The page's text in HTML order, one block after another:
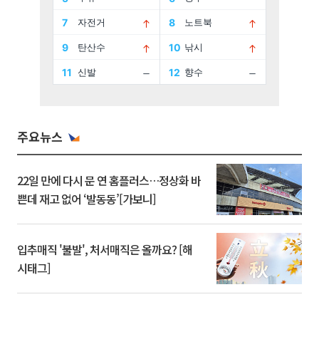
주요뉴스
22일 만에 다시 문 연 홈플러스…정상화 바
쁜데 재고 없어 ‘발동동’[가보니]
입추매직 '불발', 처서매직은 올까요? [해
시태그]